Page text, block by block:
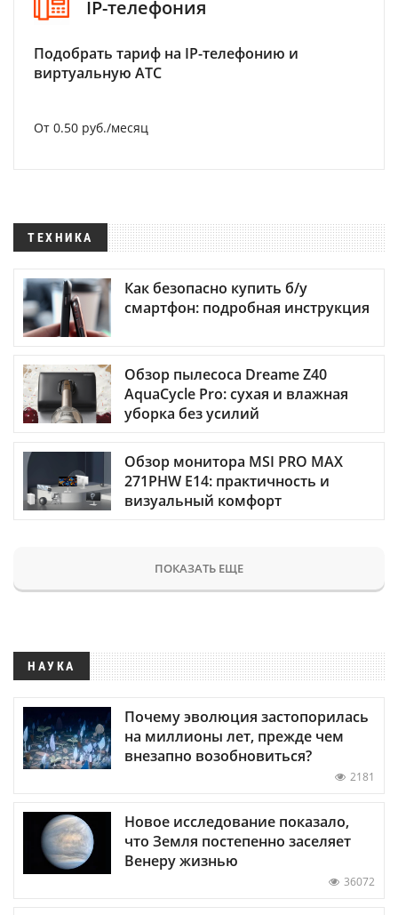
IP-телефония
Подобрать тариф на IP-телефонию и
виртуальную АТС
От 0.50 руб./месяц
ТЕХНИКА
Как безопасно купить б/у
смартфон: подробная инструкция
Обзор пылесоса Dreame Z40
AquaCycle Pro: сухая и влажная
уборка без усилий
Обзор монитора MSI PRO MAX
271PHW E14: практичность и
визуальный комфорт
ПОКАЗАТЬ ЕЩЕ
НАУКА
Почему эволюция застопорилась
на миллионы лет, прежде чем
внезапно возобновиться?
2181
Новое исследование показало,
что Земля постепенно заселяет
Венеру жизнью
36072